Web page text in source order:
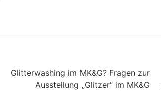
Glitterwashing im MK&G? Fragen zur
Ausstellung „Glitzer“ im MK&G